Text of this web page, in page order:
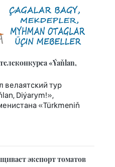
«Ýaňlan,
тур
Diýarym!»,
«Türkmeniň
экспорт томатов